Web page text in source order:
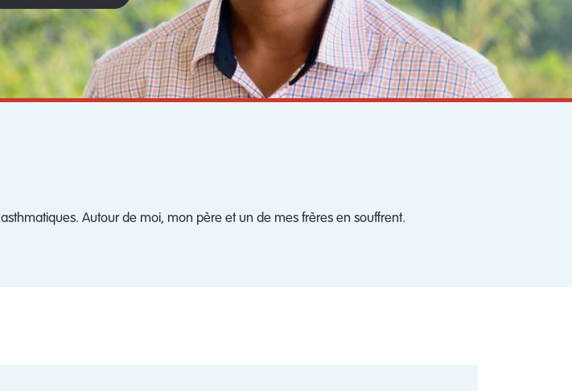
Autour de moi, mon père et un de mes frères en souffrent.